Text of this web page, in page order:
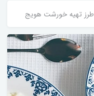
طرز تهیه خورشت هویج